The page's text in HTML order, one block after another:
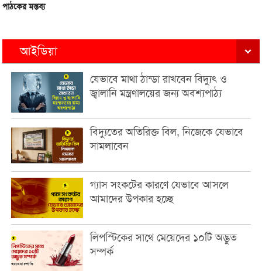
পাঠকের মন্তব্য
আইডিয়া
যেভাবে মাথা ঠান্ডা রাখবেন বিদ্যুৎ ও
জ্বালানি মন্ত্রণালয়ের জন্য অবশ্যপাঠ্য
বিদ্যুতের অতিরিক্ত বিল, নিজেকে যেভাবে
সামলাবেন
গ্যাস সংকটের কারণে যেভাবে আসলে
আমাদের উপকার হচ্ছে
লিপস্টিকের সাথে মেয়েদের ১০টি অদ্ভুত
সম্পর্ক